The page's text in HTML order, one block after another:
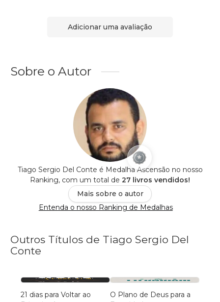
Adicionar uma avaliação
Sobre o Autor
Tiago Sergio Del Conte é Medalha Ascensão no nosso
Ranking, com um total de 27 livros vendidos!
Mais sobre o autor
Entenda o nosso Ranking de Medalhas
Outros Títulos de Tiago Sergio Del
Conte
21 dias para Voltar ao
O Plano de Deus para a